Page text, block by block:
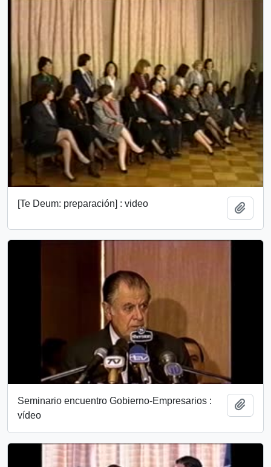
[Te Deum: preparación] : video
Seminario encuentro Gobierno-Empresarios :
vídeo